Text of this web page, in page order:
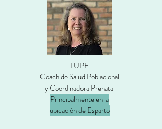
LUPE
Coach de Salud Poblacional
y Coordinadora Prenatal
Principalmente en la
ubicación de Esparto